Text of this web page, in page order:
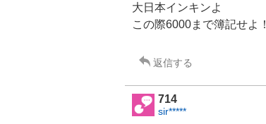
大日本インキンよ
この際6000まで簿記せよ！
返信する
714
sir*****